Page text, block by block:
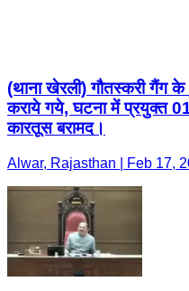
(थाना खेरली) गौतस्करी गैंग
कराये गये, घटना में प्रयुक्त 01
कारतूस बरामद।
Alwar, Rajasthan | Feb 17,